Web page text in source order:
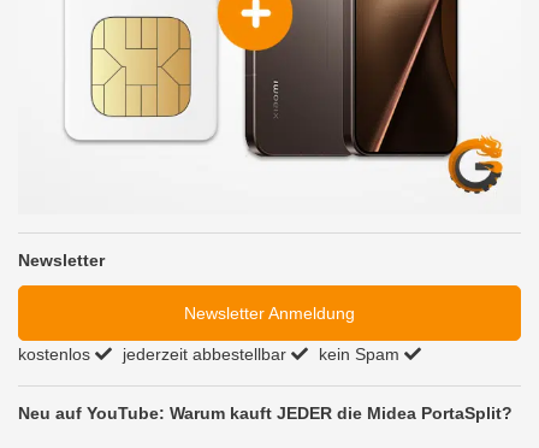
Newsletter
Newsletter Anmeldung
kostenlos jederzeit abbestellbar kein Spam
Neu auf YouTube: Warum kauft JEDER die Midea PortaSplit?